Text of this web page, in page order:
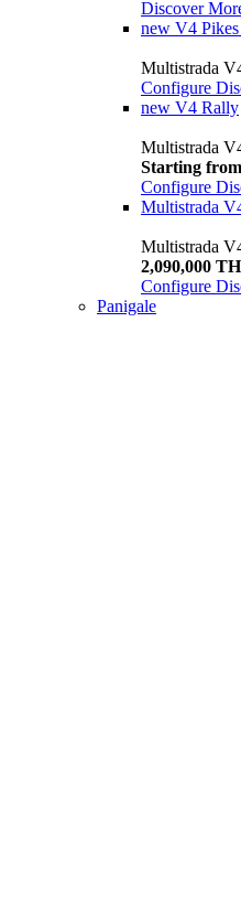
Discover
new V4 Pikes
Multistrada
Configure
new V4 Rally
Multistrada
Starting
Configure
Multistrada
Multistrada
2,090,000
Configure
Panigale